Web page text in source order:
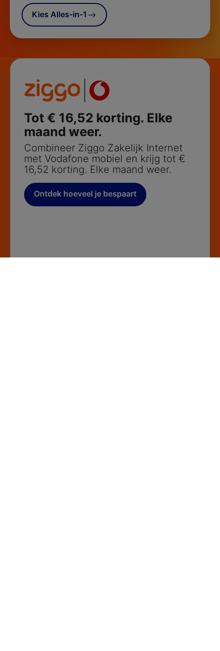
Kies Alles-in-1
Tot € 16,52 korting. Elke
maand weer.
Combineer Ziggo Zakelijk Internet
met Vodafone mobiel en krijg tot €
16,52 korting. Elke maand weer.
Ontdek hoeveel je bespaart